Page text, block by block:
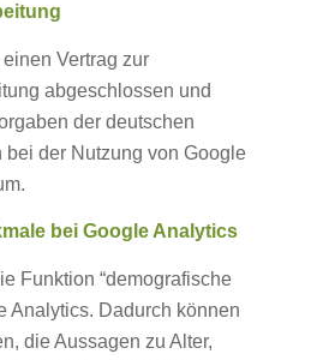
Vertrag zur
abgeschlossen und
der deutschen
bei der Nutzung von Google
bei Google Analytics
Funktion “demografische
Analytics. Dadurch können
die Aussagen zu Alter,